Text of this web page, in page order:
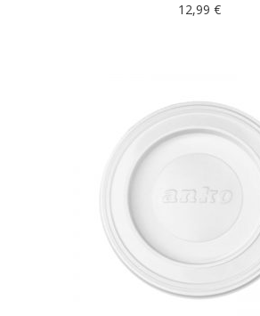
12,99 €
DODAJ U KOŠARICU